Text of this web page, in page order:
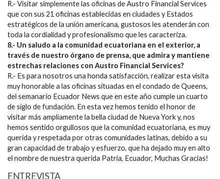
R.- Visitar simplemente las oficinas de Austro Financial Services
que con sus 21 oficinas establecidas en ciudades y Estados
estratégicos de la unión americana, gustosos les atenderán con
toda la cordialidad y profesionalismo que les caracteriza.
8.- Un saludo a la comunidad ecuatoriana en el exterior, a
través de nuestro órgano de prensa, que admira y mantiene
estrechas relaciones con Austro Financial Services?
R.- Es para nosotros una honda satisfacción, realizar esta visita
muy honorable a las oficinas situadas en el condado de Queens,
del semanario Ecuador News que en este año cumple un cuarto
de siglo de fundación. En esta vez hemos tenido el honor de
visitar más ampliamente la bella ciudad de Nueva York y, nos
hemos sentido orgullosos que la comunidad ecuatoriana, es muy
querida y respetada por otras comunidades latinas, debido a su
gran capacidad de trabajo y esfuerzo, que ha dejado muy en alto
el nombre de nuestra querida Patria, Ecuador, Muchas Gracias!
ENTREVISTA